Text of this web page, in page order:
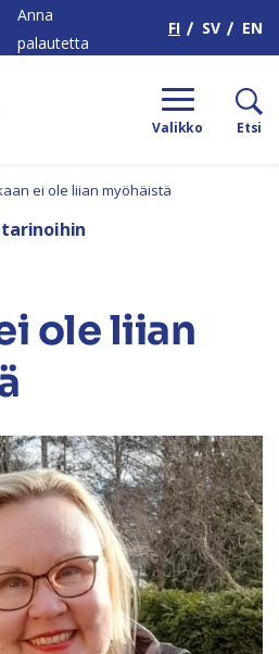
Anna
palautetta
FI SV EN
Valikko Etsi
ei ole liian myöhäistä
ole liian